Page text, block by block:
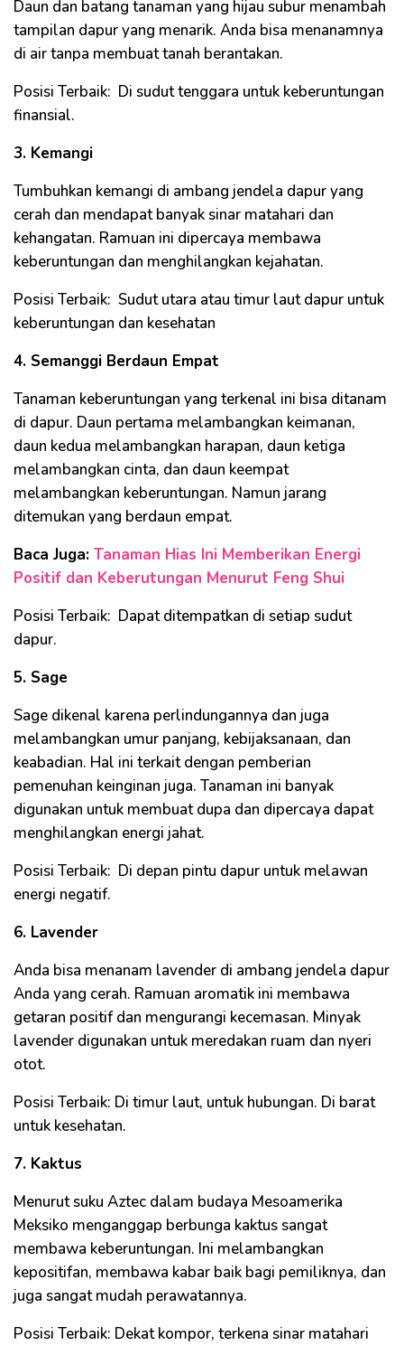
Daun dan batang tanaman yang hijau subur menambah
tampilan dapur yang menarik. Anda bisa menanamnya
di air tanpa membuat tanah berantakan.
Posisi Terbaik: Di sudut tenggara untuk keberuntungan
finansial.
3. Kemangi
Tumbuhkan kemangi di ambang jendela dapur yang
cerah dan mendapat banyak sinar matahari dan
kehangatan. Ramuan ini dipercaya membawa
keberuntungan dan menghilangkan kejahatan.
Posisi Terbaik: Sudut utara atau timur laut dapur untuk
keberuntungan dan kesehatan
4. Semanggi Berdaun Empat
Tanaman keberuntungan yang terkenal ini bisa ditanam
di dapur. Daun pertama melambangkan keimanan,
daun kedua melambangkan harapan, daun ketiga
melambangkan cinta, dan daun keempat
melambangkan keberuntungan. Namun jarang
ditemukan yang berdaun empat.
Baca Juga: Tanaman Hias Ini Memberikan Energi
Positif dan Keberutungan Menurut Feng Shui
Posisi Terbaik: Dapat ditempatkan di setiap sudut
dapur.
5. Sage
Sage dikenal karena perlindungannya dan juga
melambangkan umur panjang, kebijaksanaan, dan
keabadian. Hal ini terkait dengan pemberian
pemenuhan keinginan juga. Tanaman ini banyak
digunakan untuk membuat dupa dan dipercaya dapat
menghilangkan energi jahat.
Posisi Terbaik: Di depan pintu dapur untuk melawan
energi negatif.
6. Lavender
Anda bisa menanam lavender di ambang jendela dapur
Anda yang cerah. Ramuan aromatik ini membawa
getaran positif dan mengurangi kecemasan. Minyak
lavender digunakan untuk meredakan ruam dan nyeri
otot.
Posisi Terbaik: Di timur laut, untuk hubungan. Di barat
untuk kesehatan.
7. Kaktus
Menurut suku Aztec dalam budaya Mesoamerika
Meksiko menganggap berbunga kaktus sangat
membawa keberuntungan. Ini melambangkan
kepositifan, membawa kabar baik bagi pemiliknya, dan
juga sangat mudah perawatannya.
Posisi Terbaik: Dekat kompor, terkena sinar matahari